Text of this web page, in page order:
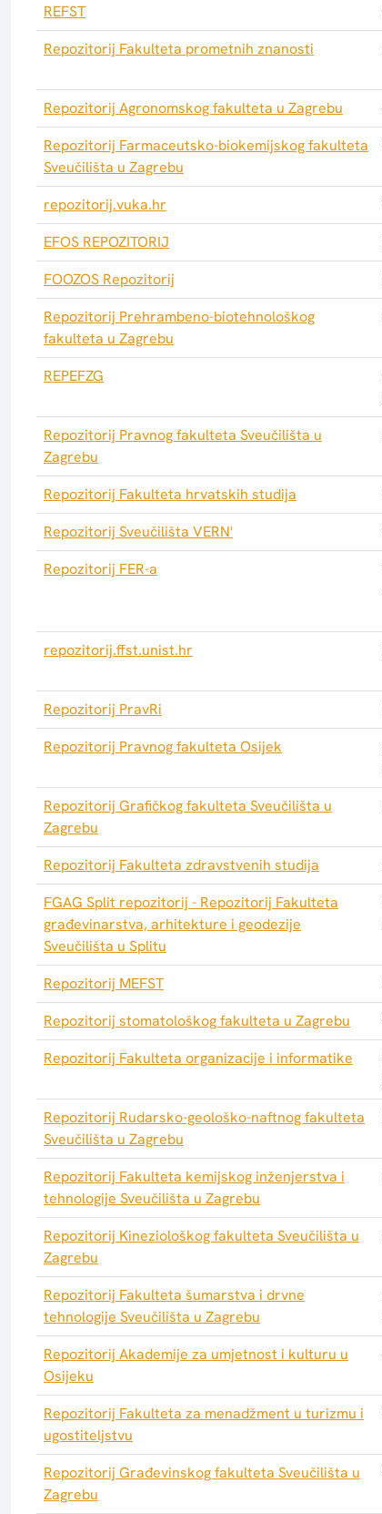
REFST
Repozitorij Fakulteta prometnih znanosti
Repozitorij Agronomskog fakulteta u Zagrebu
Repozitorij Farmaceutsko-biokemijskog fakulteta
Sveučilišta u Zagrebu
repozitorij.vuka.hr
EFOS REPOZITORIJ
FOOZOS Repozitorij
Repozitorij Prehrambeno-biotehnološkog
fakulteta u Zagrebu
REPEFZG
Repozitorij Pravnog fakulteta Sveučilišta u
Zagrebu
Repozitorij Fakulteta hrvatskih studija
Repozitorij Sveučilišta VERN'
Repozitorij FER-a
repozitorij.ffst.unist.hr
Repozitorij PravRi
Repozitorij Pravnog fakulteta Osijek
Repozitorij Grafičkog fakulteta Sveučilišta u
Zagrebu
Repozitorij Fakulteta zdravstvenih studija
FGAG Split repozitorij - Repozitorij Fakulteta
građevinarstva, arhitekture i geodezije
Sveučilišta u Splitu
Repozitorij MEFST
Repozitorij stomatološkog fakulteta u Zagrebu
Repozitorij Fakulteta organizacije i informatike
Repozitorij Rudarsko-geološko-naftnog fakulteta
Sveučilišta u Zagrebu
Repozitorij Fakulteta kemijskog inženjerstva i
tehnologije Sveučilišta u Zagrebu
Repozitorij Kineziološkog fakulteta Sveučilišta u
Zagrebu
Repozitorij Fakulteta šumarstva i drvne
tehnologije Sveučilišta u Zagrebu
Repozitorij Akademije za umjetnost i kulturu u
Osijeku
Repozitorij Fakulteta za menadžment u turizmu i
ugostiteljstvu
Repozitorij Građevinskog fakulteta Sveučilišta u
Zagrebu